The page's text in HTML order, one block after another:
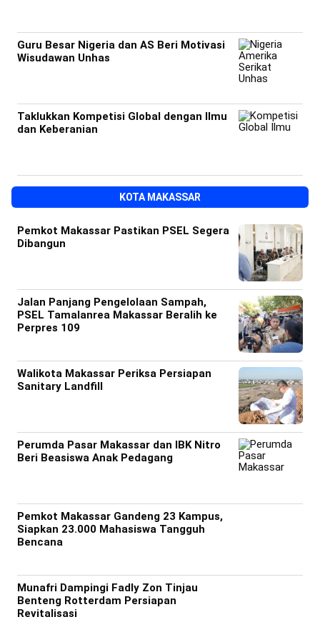
Guru Besar Nigeria dan AS Beri Motivasi
Wisudawan Unhas
Taklukkan Kompetisi Global dengan Ilmu
dan Keberanian
KOTA MAKASSAR
Pemkot Makassar Pastikan PSEL Segera
Dibangun
Jalan Panjang Pengelolaan Sampah,
PSEL Tamalanrea Makassar Beralih ke
Perpres 109
Walikota Makassar Periksa Persiapan
Sanitary Landfill
Perumda Pasar Makassar dan IBK Nitro
Beri Beasiswa Anak Pedagang
Pemkot Makassar Gandeng 23 Kampus,
Siapkan 23.000 Mahasiswa Tangguh
Bencana
Munafri Dampingi Fadly Zon Tinjau
Benteng Rotterdam Persiapan
Revitalisasi